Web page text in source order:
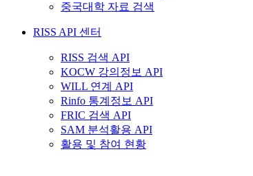
중국대학 자료 검색
RISS API 센터
RISS 검색 API
KOCW 강의정보 API
WILL 연계 API
Rinfo 통계정보 API
FRIC 검색 API
SAM 분석활용 API
활용 및 참여 현황